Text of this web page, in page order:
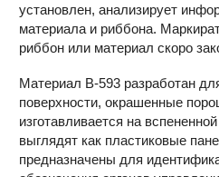
установлен, анализирует
материала и риббона.
риббон или материал скоро
Материал В-593 разработан
поверхности, окрашенные
изготавливается на
выглядят как пластиковые
предназначены для